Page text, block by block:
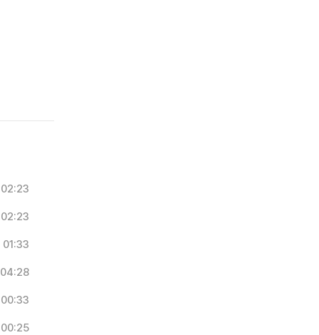
02:23
02:23
01:33
04:28
00:33
00:25